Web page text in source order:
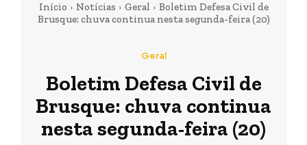
Início Notícias Geral
Boletim Defesa Civil de
Brusque: chuva continua nesta segunda-feira (20)
Geral
Boletim Defesa Civil de
Brusque: chuva continua
nesta segunda-feira (20)